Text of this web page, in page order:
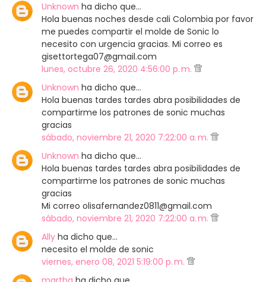
Unknown ha dicho que…
Hola buenas noches desde cali Colombia por favor
me puedes compartir el molde de Sonic lo
necesito con urgencia gracias. Mi correo es
gisettortega07@gmail.com
lunes, octubre 26, 2020 4:56:00 p. m.
Unknown ha dicho que…
Hola buenas tardes tardes abra posibilidades de
compartirme los patrones de sonic muchas
gracias
sábado, noviembre 21, 2020 7:22:00 a. m.
Unknown ha dicho que…
Hola buenas tardes tardes abra posibilidades de
compartirme los patrones de sonic muchas
gracias
Mi correo olisafernandez0811@gmail.com
sábado, noviembre 21, 2020 7:22:00 a. m.
Ally ha dicho que…
necesito el molde de sonic
viernes, enero 08, 2021 5:19:00 p. m.